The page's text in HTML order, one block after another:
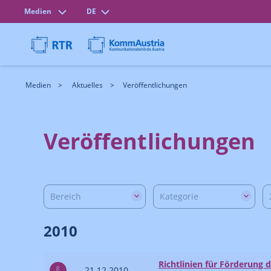
Medien DE
Medien Aktuelles Veröffentlichungen
Veröffentlichungen
Bereich Kategorie
2010
Richtlinien für Förderung